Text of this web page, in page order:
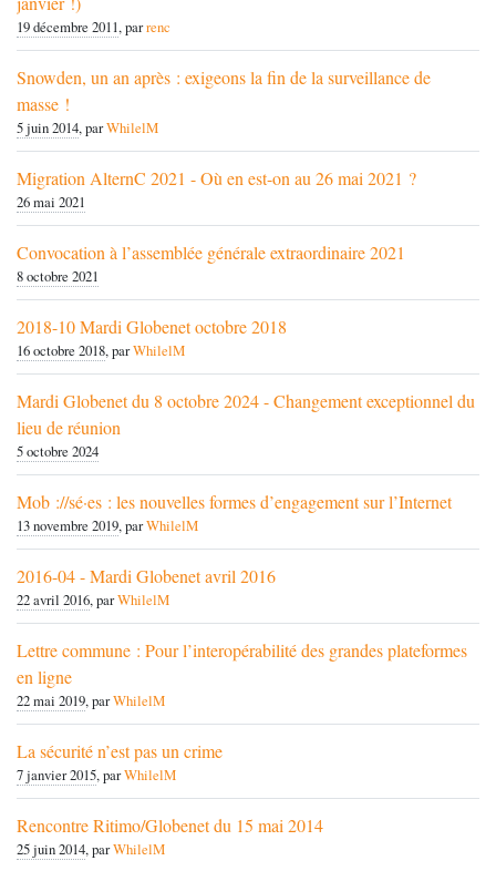
19 décembre 2011, parrenc
Snowden, un an après : exigeons la fin de la surveillance de
masse !
5 juin 2014, parWhilelM
Migration AlternC 2021 - Où en est-on au 26 mai 2021 ?
26 mai 2021
Convocation à l’assemblée générale extraordinaire 2021
8 octobre 2021
2018-10 Mardi Globenet octobre 2018
16 octobre 2018, parWhilelM
Mardi Globenet du 8 octobre 2024 - Changement exceptionnel du
lieu de réunion
5 octobre 2024
Mob ://sé·es : les nouvelles formes d’engagement sur l’Internet
13 novembre 2019, parWhilelM
2016-04 - Mardi Globenet avril 2016
22 avril 2016, parWhilelM
Lettre commune : Pour l’interopérabilité des grandes plateformes
en ligne
22 mai 2019, parWhilelM
La sécurité n’est pas un crime
7 janvier 2015, parWhilelM
Rencontre Ritimo/Globenet du 15 mai 2014
25 juin 2014, parWhilelM